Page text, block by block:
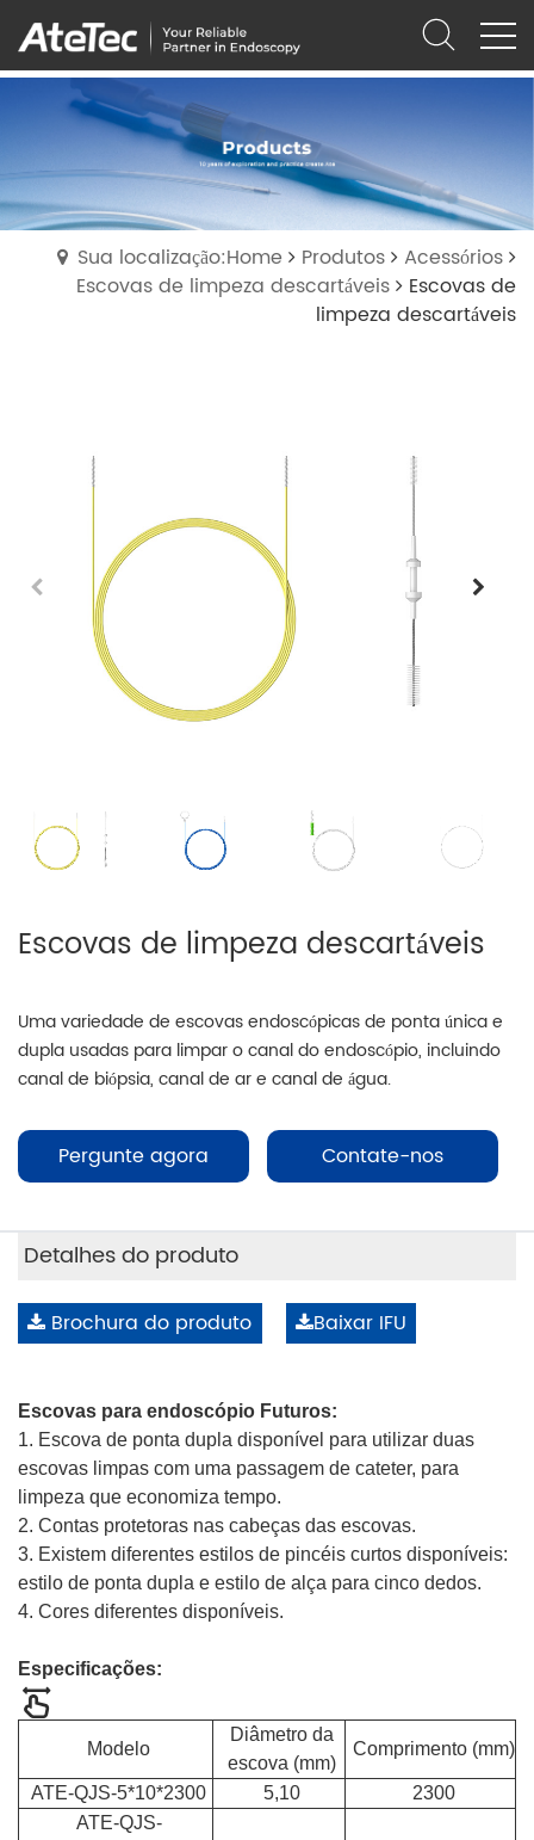
Sua localização:Home Produtos
Acessórios
Escovas de limpeza descartáveis
Escovas de
limpeza descartáveis
Escovas de limpeza descartáveis
Uma variedade de escovas endoscópicas de ponta única e
dupla usadas para limpar o canal do endoscópio, incluindo
canal de biópsia, canal de ar e canal de água.
Pergunte agora Contate-nos
Detalhes do produto
Brochura do produto Baixar IFU
Escovas para endoscópio Futuros:
1. Escova de ponta dupla disponível para utilizar duas
escovas limpas com uma passagem de cateter, para
limpeza que economiza tempo.
2. Contas protetoras nas cabeças das escovas.
3. Existem diferentes estilos de pincéis curtos disponíveis:
estilo de ponta dupla e estilo de alça para cinco dedos.
4. Cores diferentes disponíveis.
Especificações:
Modelo
Diâmetro da
escova (mm)
Comprimento (mm)
ATE-QJS-5*10*2300 5,10
2300
ATE-QJS-